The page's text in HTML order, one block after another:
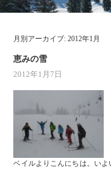
月別アーカイブ:2012年1月
恵みの雪
2012年1月7日
ベイルよりこんにちは。い